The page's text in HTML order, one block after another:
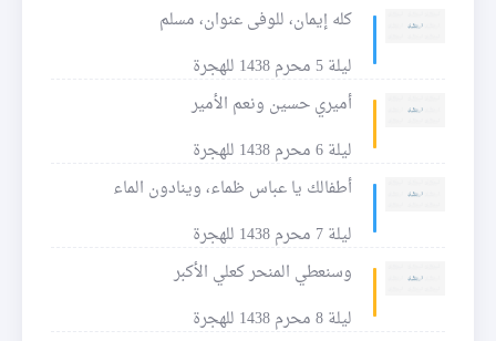
كله إيمان، للوفى عنوان، مسلم
ليلة 5 محرم 1438 للهجرة
أميري حسين ونعم الأمير
ليلة 6 محرم 1438 للهجرة
أطفالك يا عباس ظماء، وينادون الماء
ليلة 7 محرم 1438 للهجرة
وسنعطي المنحر كعلي الأكبر
ليلة 8 محرم 1438 للهجرة